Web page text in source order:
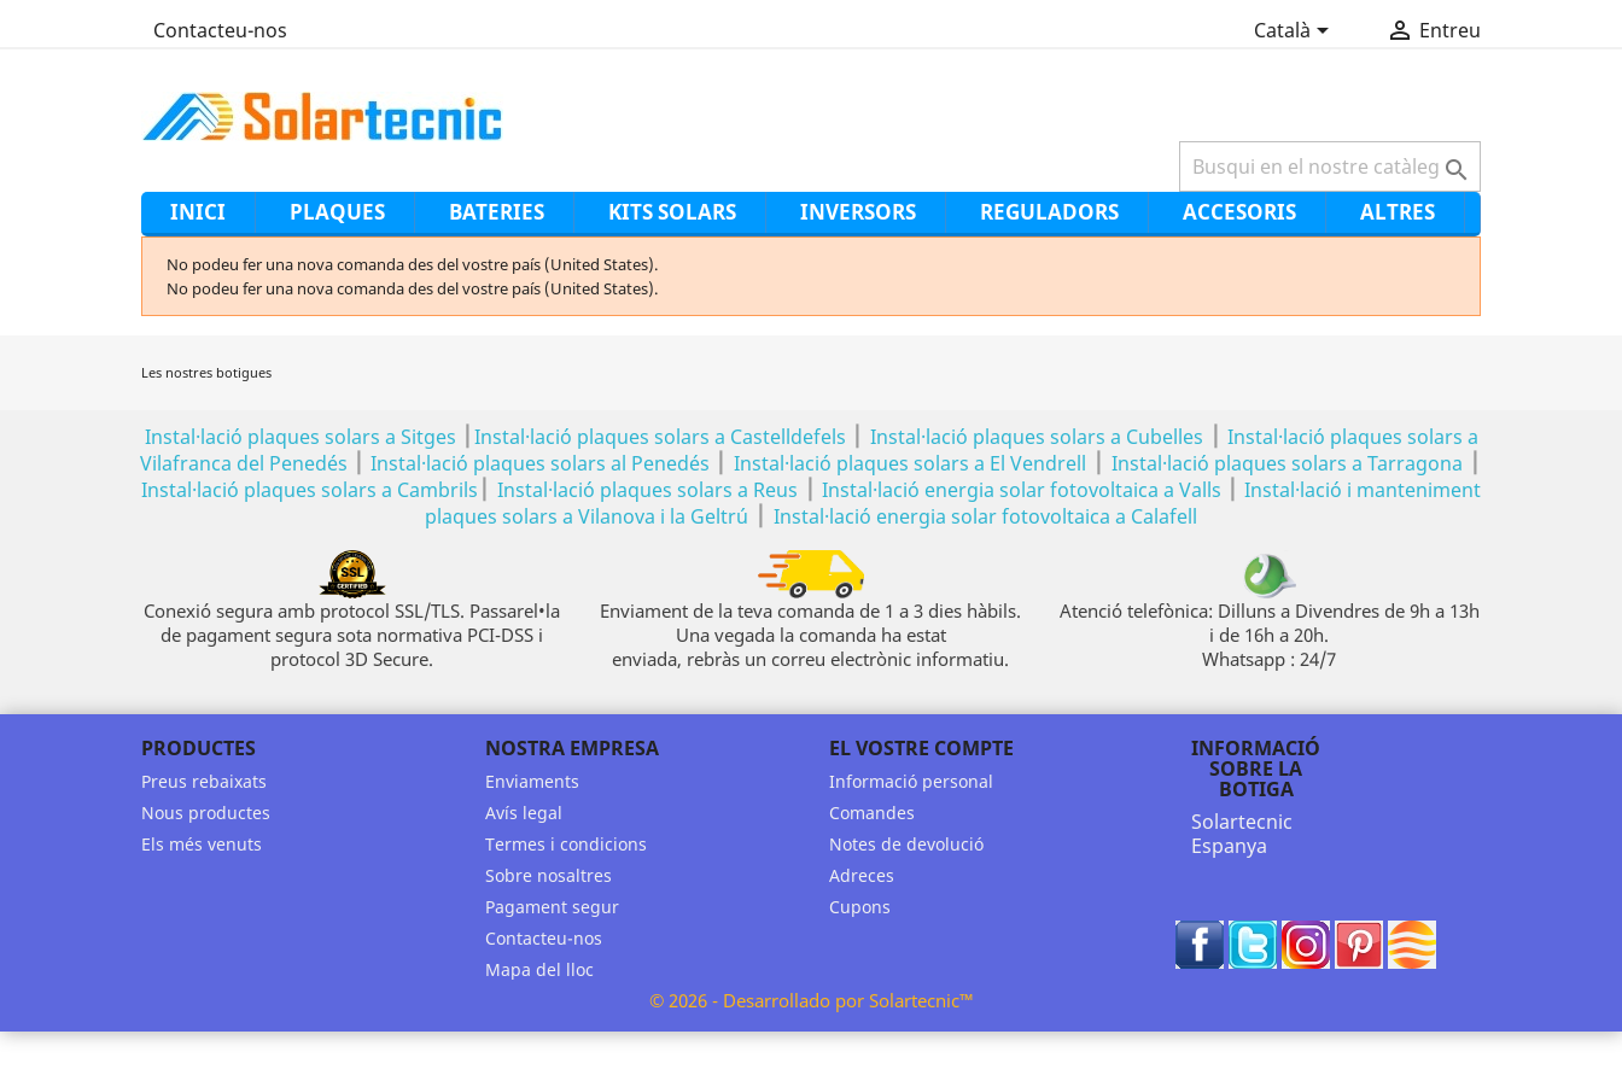
Contacteu-nos Català  Entreu

INICI PLAQUES BATERIES KITS SOLARS INVERSORS REGULADORS ACCESORIS ALTRES
No podeu fer una nova comanda des del vostre país (United States).
No podeu fer una nova comanda des del vostre país (United States).
Les nostres botigues
Instal·lació plaques solars a Sitges | Instal·lació plaques solars a Castelldefels | Instal·lació plaques solars a Cubelles | Instal·lació plaques solars a
Vilafranca del Penedés | Instal·lació plaques solars al Penedés | Instal·lació plaques solars a El Vendrell | Instal·lació plaques solars a Tarragona |
Instal·lació plaques solars a Cambrils | Instal·lació plaques solars a Reus | Instal·lació energia solar fotovoltaica a Valls | Instal·lació i manteniment
plaques solars a Vilanova i la Geltrú | Instal·lació energia solar fotovoltaica a Calafell
Conexió segura amb protocol SSL/TLS. Passarel•la
de pagament segura sota normativa PCI-DSS i
protocol 3D Secure.
Enviament de la teva comanda de 1 a 3 dies hàbils.
Una vegada la comanda ha estat
enviada, rebràs un correu electrònic informatiu.
Atenció telefònica: Dilluns a Divendres de 9h a 13h
i de 16h a 20h.
Whatsapp : 24/7
PRODUCTES
Preus rebaixats
Nous productes
Els més venuts
NOSTRA EMPRESA
Enviaments
Avís legal
Termes i condicions
Sobre nosaltres
Pagament segur
Contacteu-nos
Mapa del lloc
EL VOSTRE COMPTE
Informació personal
Comandes
Notes de devolució
Adreces
Cupons
INFORMACIÓ
SOBRE LA
BOTIGA
Solartecnic
Espanya
FacebookTwitter RSS Pinterest
© 2026 - Desarrollado por Solartecnic™